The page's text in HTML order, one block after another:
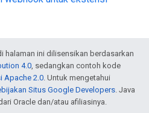
halaman ini dilisensikan berdasarkan
4.0 , sedangkan contoh kode
Apache 2.0 . Untuk mengetahui
Situs Google Developers . Java
Oracle dan/atau afiliasinya.